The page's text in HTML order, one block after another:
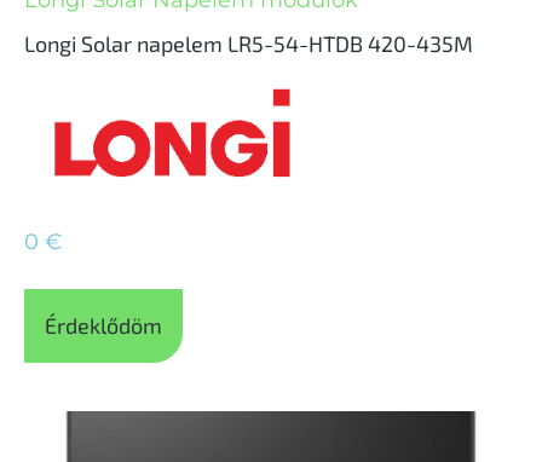
Longi Solar napelem LR5-54-HTDB 420-435M
0 €
Érdeklődöm